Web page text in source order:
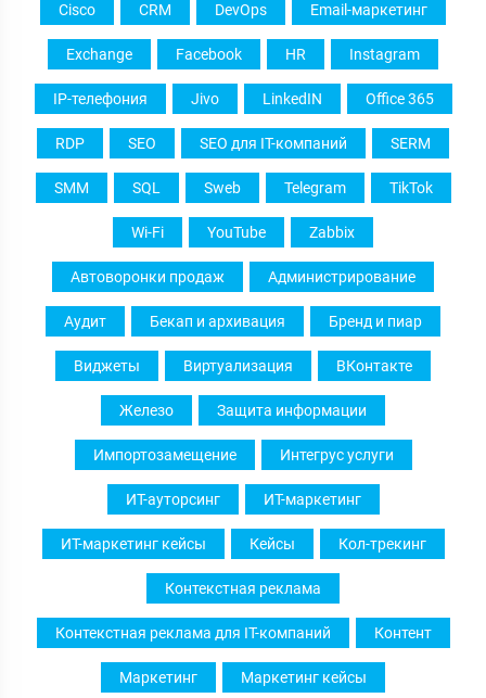
Cisco CRM DevOps Email-маркетинг
Exchange Facebook HR Instagram
IP-телефония Jivo LinkedIN Office 365
RDP SEO SEO для IT-компаний SERM
SMM SQL Sweb Telegram TikTok
Wi-Fi YouTube Zabbix
Автоворонки продаж Администрирование
Аудит Бекап и архивация Бренд и пиар
Виджеты Виртуализация ВКонтакте
Железо Защита информации
Импортозамещение Интегрус услуги
ИТ-ауторсинг ИТ-маркетинг
ИТ-маркетинг кейсы Кейсы Кол-трекинг
Контекстная реклама
Контекстная реклама для IT-компаний Контент
Маркетинг Маркетинг кейсы